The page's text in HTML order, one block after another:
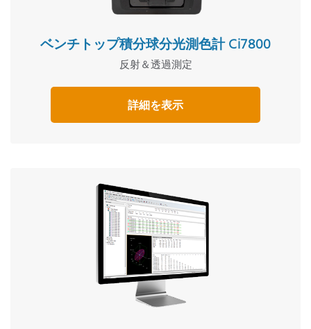
ベンチトップ積分球分光測色計 Ci7800
反射＆透過測定
詳細を表示